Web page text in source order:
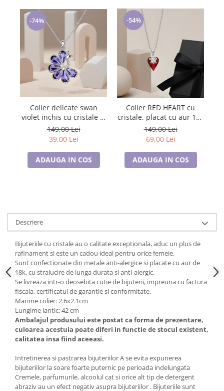
Cadouri pentru Mama
Cadouri pentru profesori sau absolventi
Cadouri Back to school
Cadouri de Paște
Cadouri Traditionale Romanesti
8 Martie
Cadouri pentru CUPLU El & Ea
Cadouri Iubitori de animale
Cadouri GRAVIDE
Cadouri pentru sportivi
Cadouri Pensionare
Cadouri Colegi, sefi sau angajati
Cadouri pentru Doctori
-74%
Colier delicate swan
violet inchis cu cristale si
placat cu aur
149,00 Lei
39,00 Lei
ADAUGA IN COS
-54%
Colier RED HEART cu
cristale, placat cu aur 18k
- Accesoriu Luxury al
Iubirii
149,00 Lei
69,00 Lei
ADAUGA IN COS
Descriere
Bijuteriile cu cristale au o calitate exceptionala, aduc un plus de
rafinament si este un cadou ideal pentru orice femeie.
Sunt confectionate din metale anti-alergice si placate cu aur de
18k, cu stralucire de lunga durata si anti-alergic.
Se livreaza intr-o deosebita cutie de bijuterii, impreuna cu factura
fiscala, certificatul de garantie si conformitate.
Marime colier: 2.6x2.1cm
Lungime lantic: 42 cm
Ambalajul produsului este postat ca forma de prezentare,
culoarea acestuia poate diferi in functie de stocul existent,
calitatea insa fiind aceeasi.
Intretinerea si pastrarea bijuteriilor A se evita expunerea
bijuteriilor la soare foarte puternic pe perioada indelungata
Cremele, parfumurile, alcoolul cat si orice alt tip de detergent
abraziv au un efect negativ asupra bijuteriilor . Bijuteriile sunt